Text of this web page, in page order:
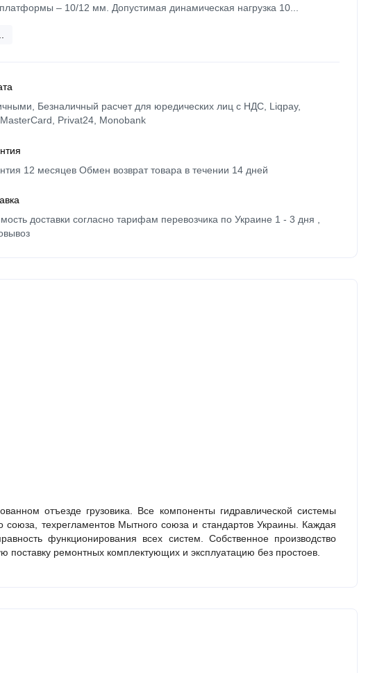
– 10/12 мм. Допустимая динамическая нагрузка 10...
Безналичный расчет для юредических лиц с НДС, Liqpay,
Privat24, Monobank
12 месяцев Обмен возврат товара в течении 14 дней
доставки согласно тарифам перевозчика по Украине 1 - 3 дня ,
отъезде грузовика. Все компоненты гидравлической системы
техрегламентов Мытного союза и стандартов Украины. Каждая
функционирования всех систем. Собственное производство
поставку ремонтных комплектующих и эксплуатацию без простоев.